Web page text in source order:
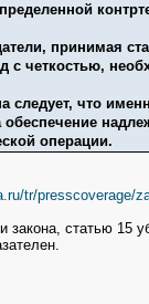
принимая
с четкостью,
следует, что
обеспечение
операции.
tr/presscoverage/
закона, статью 15